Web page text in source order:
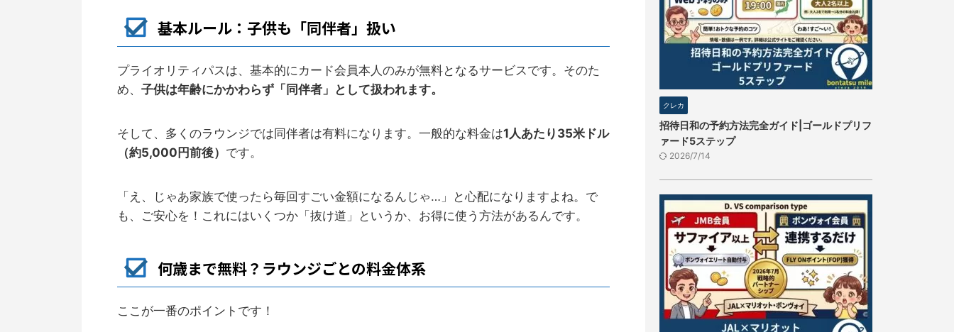
基本ルール：子供も「同伴者」扱い
プライオリティパスは、基本的にカード会員本人のみが無料となるサービスです。そのた
め、 子供は年齢にかかわらず「同伴者」として扱われます。
そして、多くのラウンジでは同伴者は有料になります。一般的な料金は1人あたり35米ドル
（約5,000円前後） です。
「え、じゃあ家族で使ったら毎回すごい金額になるんじゃ…」と心配になりますよね。で
も、ご安心を！これにはいくつか「抜け道」というか、お得に使う方法があるんです。
何歳まで無料？ラウンジごとの料金体系
ここが一番のポイントです！
クレカ
招待日和の予約方法完全ガイド|ゴールドプリフ
ァード5ステップ
2026/7/14